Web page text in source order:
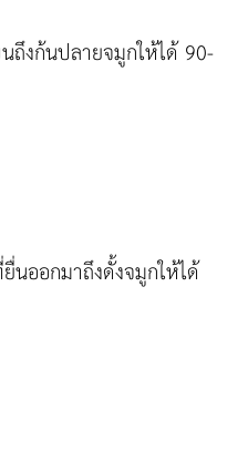
ถึงก้นปลายจมูกให้ได้ 90-
นออกมาถึงดั้งจมูกให้ได้